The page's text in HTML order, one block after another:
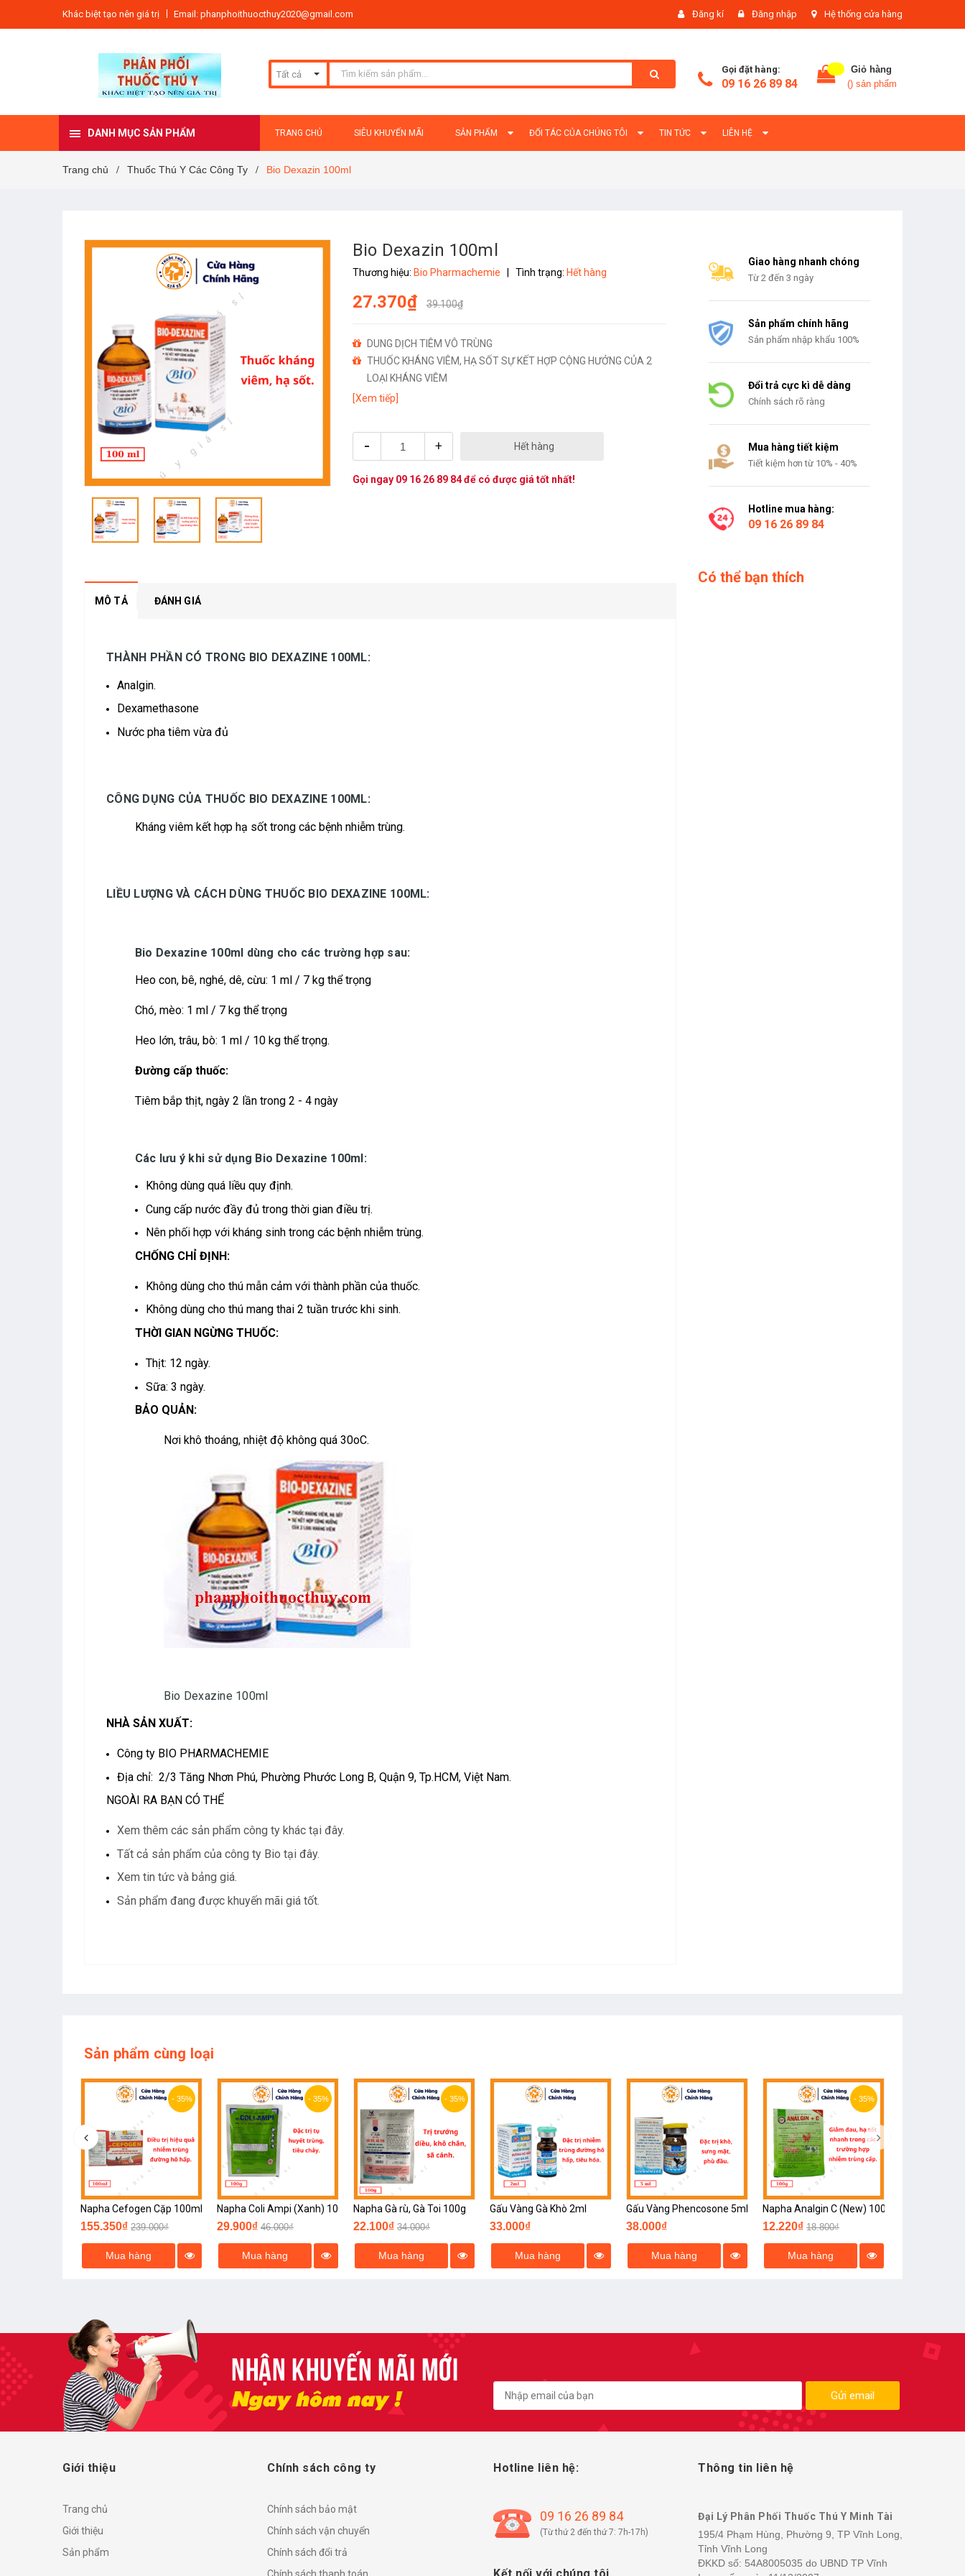
Khác biệt tạo nên giá trị Email: phanphoithuocthuy2020@gmail.com Đăng kí Đăng nhập Hệ thống cửa hàng
Tất cả Gọi đặt hàng:
09 16 26 89 84
Giỏ hàng
() sản phẩm
DANH MỤC SẢN PHẨM TRANG CHỦ SIÊU KHUYẾN MÃI SẢN PHẨM ĐỐI TÁC CỦA CHÚNG TÔI TIN TỨC LIÊN HỆ
Trang chủ / Thuốc Thú Y Các Công Ty / Bio Dexazin 100ml
Bio Dexazin 100ml
Thương hiệu: Bio Pharmachemie Tình trạng: Hết hàng
27.370₫ 39.100₫
DUNG DỊCH TIÊM VÔ TRÙNG
THUỐC KHÁNG VIÊM, HẠ SỐT SỰ KẾT HỢP CỘNG HƯỞNG CỦA 2
LOẠI KHÁNG VIÊM
[Xem tiếp]
- + Hết hàng
Gọi ngay 09 16 26 89 84để có được giá tốt nhất!
MÔ TẢ ĐÁNH GIÁ
THÀNH PHẦN CÓ TRONG BIO DEXAZINE 100ML:
Analgin.
Dexamethasone
Nước pha tiêm vừa đủ
CÔNG DỤNG CỦA THUỐC BIO DEXAZINE 100ML:
Kháng viêm kết hợp hạ sốt trong các bệnh nhiễm trùng.
LIỀU LƯỢNG VÀ CÁCH DÙNG THUỐC BIO DEXAZINE 100ML:
Bio Dexazine 100ml dùng cho các trường hợp sau:
Heo con, bê, nghé, dê, cừu: 1 ml / 7 kg thể trọng
Chó, mèo: 1 ml / 7 kg thể trọng
Heo lớn, trâu, bò: 1 ml / 10 kg thể trọng.
Đường cấp thuốc:
Tiêm bắp thịt, ngày 2 lần trong 2 - 4 ngày
Các lưu ý khi sử dụng Bio Dexazine 100ml:
Không dùng quá liều quy định.
Cung cấp nước đầy đủ trong thời gian điều trị.
Nên phối hợp với kháng sinh trong các bệnh nhiễm trùng.
CHỐNG CHỈ ĐỊNH:
Không dùng cho thú mẫn cảm với thành phần của thuốc.
Không dùng cho thú mang thai 2 tuần trước khi sinh.
THỜI GIAN NGỪNG THUỐC:
Thịt: 12 ngày.
Sữa: 3 ngày.
BẢO QUẢN:
Nơi khô thoáng, nhiệt độ không quá 30oC.
Bio Dexazine 100ml
NHÀ SẢN XUẤT:
Công ty BIO PHARMACHEMIE
Địa chỉ: 2/3 Tăng Nhơn Phú, Phường Phước Long B, Quận 9, Tp.HCM, Việt Nam.
NGOÀI RA BẠN CÓ THỂ
Xem thêm các sản phẩm công ty khác tại đây.
Tất cả sản phẩm của công ty Bio tại đây.
Xem tin tức và bảng giá.
Sản phẩm đang được khuyến mãi giá tốt.
Giao hàng nhanh chóng
Từ 2 đến 3 ngày
Sản phẩm chính hãng
Sản phẩm nhập khẩu 100%
Đổi trả cực kì dễ dàng
Chính sách rõ ràng
Mua hàng tiết kiệm
Tiết kiệm hơn từ 10% - 40%
Hotline mua hàng:
09 16 26 89 84
Có thể bạn thích
Sản phẩm cùng loại
- 35%
Napha Cefogen Cặp 100ml
155.350₫ 239.000₫
Mua hàng
- 35%
Napha Coli Ampi (Xanh) 100g
29.900₫ 46.000₫
Mua hàng
- 35%
Napha Gà rù, Gà Toi 100g
22.100₫ 34.000₫
Mua hàng
Gấu Vàng Gà Khò 2ml
33.000₫
Mua hàng
Gấu Vàng Phencosone 5ml
38.000₫
Mua hàng
- 35%
Napha Analgin C (New) 100g
12.220₫ 18.800₫
Mua hàng
Gửi email
Giới thiệu
Trang chủ
Giới thiệu
Sản phẩm
Chính sách công ty
Chính sách bảo mật
Chính sách vận chuyển
Chính sách đổi trả
Hotline liên hệ:
09 16 26 89 84
(Từ thứ 2 đến thứ 7: 7h-17h)
Thông tin liên hệ
Đại Lý Phân Phối Thuốc Thú Y Minh Tài
195/4 Phạm Hùng, Phường 9, TP Vĩnh Long,
Tỉnh Vĩnh Long
ĐKKD số: 54A8005035 do UBND TP Vĩnh